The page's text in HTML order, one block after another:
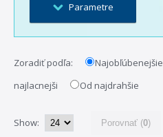
Parametre
Rozsah:140,00€ - 830,00€
zdravotné matrace
odporúčané ortopedom
Zoradiť podľa: Najobľúbenejšie
najlacnejši
Od najdrahšie
Show: Porovnať (0)